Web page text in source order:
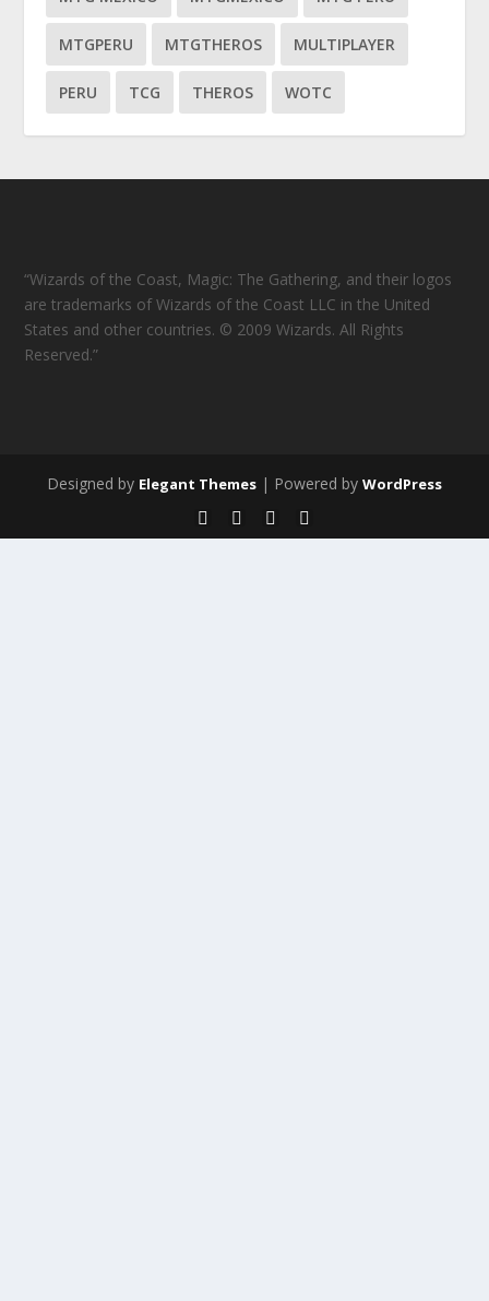
MTGPERU MTGTHEROS MULTIPLAYER
PERU TCG THEROS WOTC
“Wizards of the Coast, Magic: The Gathering, and their logos
are trademarks of Wizards of the Coast LLC in the United
States and other countries. © 2009 Wizards. All Rights
Reserved.”
Designed by Elegant Themes | Powered by WordPress